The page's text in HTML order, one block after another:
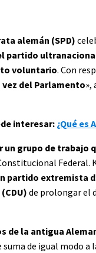
alemán (SPD)
partido
voluntario. Con
del Parlamento»,
interesar: ¿Qué es
un grupo de trabajo
Federal.
partido extremista
de prolongar el
de la antigua
de igual modo a